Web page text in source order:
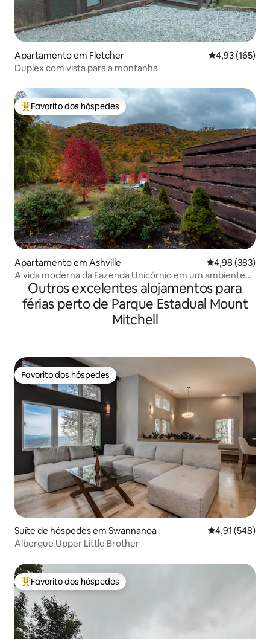
Apartamento em Fletcher Classificação
4,93 (165)
Duplex com vista para a montanha
Favoritos dos hóspedes mais apreciados
Favorito dos hóspedes
Apartamento em Ashville Classificação
4,98 (383)
A vida moderna da Fazenda Unicórnio em um ambiente
ruralOutros excelentes alojamentos para
férias perto de Parque Estadual Mount
Mitchell
Favorito dos hóspedes
Favorito dos hóspedes
Suíte de hóspedes em Swannanoa Classificação
4,91 (548)
Albergue Upper Little Brother
Favoritos dos hóspedes mais apreciados
Favorito dos hóspedes